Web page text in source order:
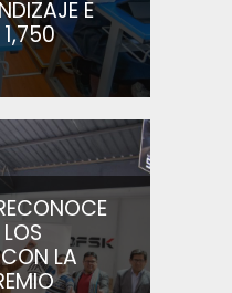
E
LOS
LA